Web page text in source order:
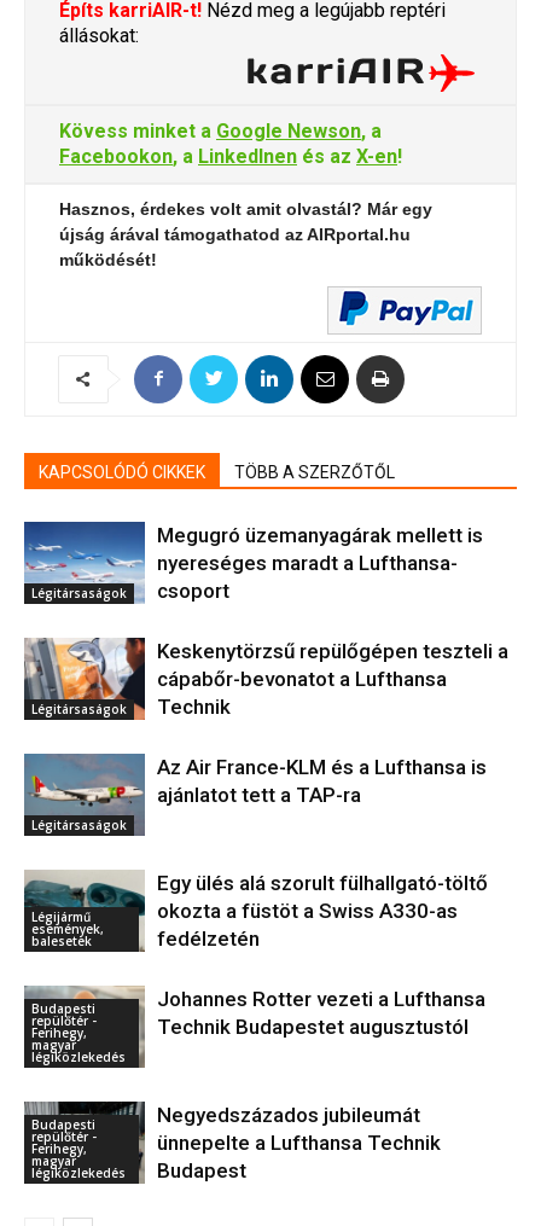
Építs karriAIR-t! Nézd meg a legújabb reptéri
állásokat:
Kövess minket a Google Newson, a
Facebookon, a LinkedInen és az X-en!
Hasznos, érdekes volt amit olvastál? Már egy
újság árával támogathatod az AIRportal.hu
működését!
KAPCSOLÓDÓ CIKKEK TÖBB A SZERZŐTŐL
Légitársaságok
Megugró üzemanyagárak mellett is
nyereséges maradt a Lufthansa-
csoport
Légitársaságok
Keskenytörzsű repülőgépen teszteli a
cápabőr-bevonatot a Lufthansa
Technik
Légitársaságok
Az Air France-KLM és a Lufthansa is
ajánlatot tett a TAP-ra
Légijármű
események,
balesetek
Egy ülés alá szorult fülhallgató-töltő
okozta a füstöt a Swiss A330-as
fedélzetén
Budapesti
repülőtér -
Ferihegy,
magyar
légiközlekedés
Johannes Rotter vezeti a Lufthansa
Technik Budapestet augusztustól
Budapesti
repülőtér -
Ferihegy,
magyar
légiközlekedés
Negyedszázados jubileumát
ünnepelte a Lufthansa Technik
Budapest